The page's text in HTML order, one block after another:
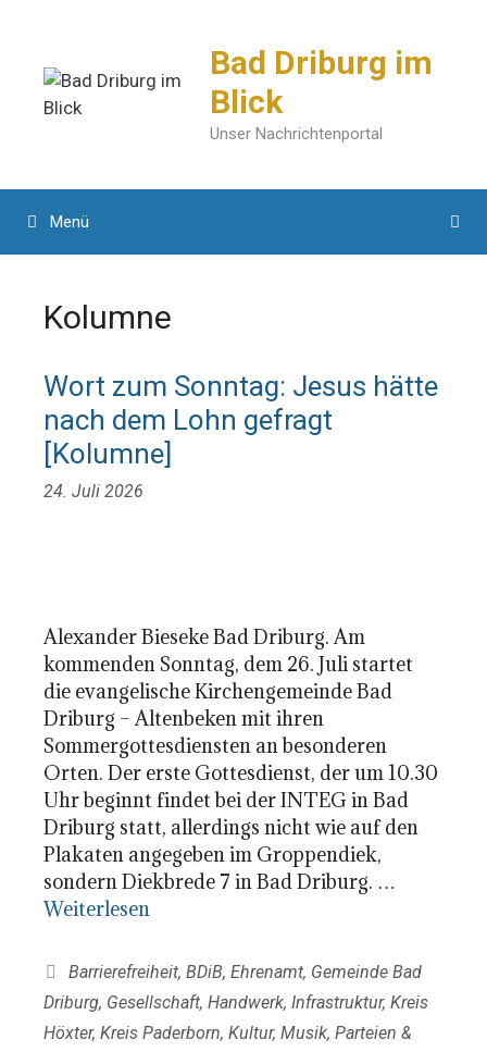
springen
Bad Driburg im
Blick
Unser Nachrichtenportal
Menü
Kolumne
Wort zum Sonntag: Jesus hätte
nach dem Lohn gefragt
[Kolumne]
24. Juli 2026
Alexander Bieseke Bad Driburg. Am
kommenden Sonntag, dem 26. Juli startet
die evangelische Kirchengemeinde Bad
Driburg – Altenbeken mit ihren
Sommergottesdiensten an besonderen
Orten. Der erste Gottesdienst, der um 10.30
Uhr beginnt findet bei der INTEG in Bad
Driburg statt, allerdings nicht wie auf den
Plakaten angegeben im Groppendiek,
sondern Diekbrede 7 in Bad Driburg. …
Weiterlesen
Kategorien
Barrierefreiheit, BDiB, Ehrenamt, Gemeinde Bad
Driburg, Gesellschaft, Handwerk, Infrastruktur, Kreis
Höxter, Kreis Paderborn, Kultur, Musik, Parteien &